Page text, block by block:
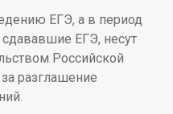
ЕГЭ, а в период
ЕГЭ, несут
Российской
разглашение